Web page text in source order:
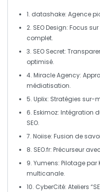
1. datashake: Agence
2. SEO Design: Focus sur
complet.
3. SEO Secret:
optimisé.
4. Miracle Agency:
médiatisation.
5. Uplix: Stratégies sur-
6. Eskimoz: Intégration
SEO.
7. Noiise: Fusion de
8. SEO.fr: Précurseur
9. Yumens: Pilotage par
multicanale.
10. CyberCité: Ateliers “